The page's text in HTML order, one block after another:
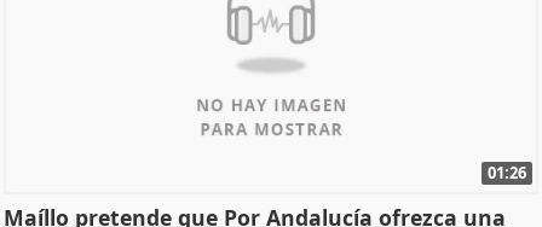
01:26
Maíllo pretende que Por Andalucía ofrezca una